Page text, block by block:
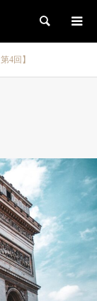
検索
4回】